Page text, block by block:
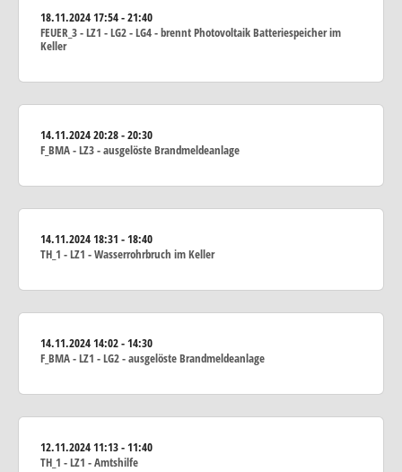
18.11.202417:54 - 21:40
FEUER_3 - LZ1 - LG2 - LG4 - brennt Photovoltaik Batteriespeicher im
Keller
14.11.202420:28 - 20:30
F_BMA - LZ3 - ausgelöste Brandmeldeanlage
14.11.202418:31 - 18:40
TH_1 - LZ1 - Wasserrohrbruch im Keller
14.11.202414:02 - 14:30
F_BMA - LZ1 - LG2 - ausgelöste Brandmeldeanlage
12.11.202411:13 - 11:40
TH_1 - LZ1 - Amtshilfe